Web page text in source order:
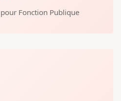
Fonction Publique